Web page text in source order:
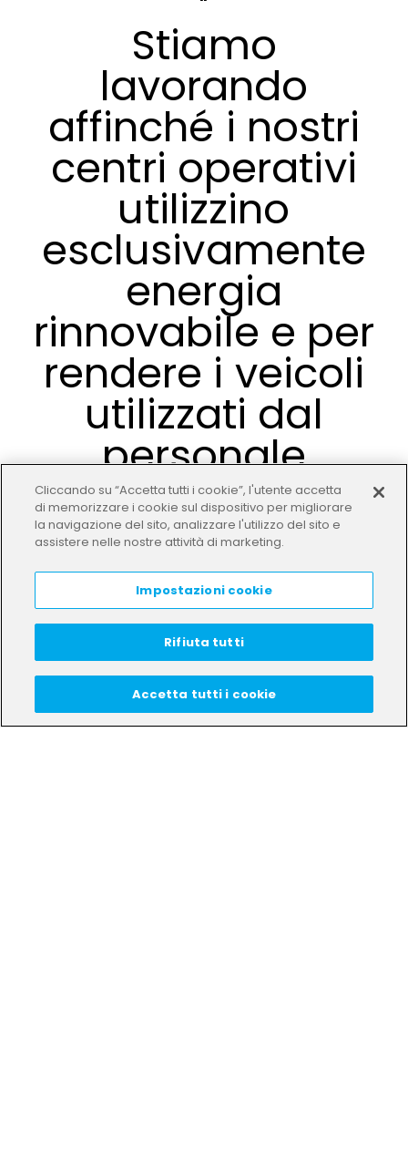
Stiamo
lavorando
affinché i nostri
centri operativi
utilizzino
esclusivamente
energia
rinnovabile e per
rendere i veicoli
utilizzati dal
personale
addetto alla
logistica come le
cargo bike
totalmente
elettrici.
Cliccando su “Accetta tutti i cookie”, l'utente accetta
di memorizzare i cookie sul dispositivo per migliorare
la navigazione del sito, analizzare l'utilizzo del sito e
assistere nelle nostre attività di marketing.
Impostazioni cookie
Rifiuta tutti
Accetta tutti i cookie